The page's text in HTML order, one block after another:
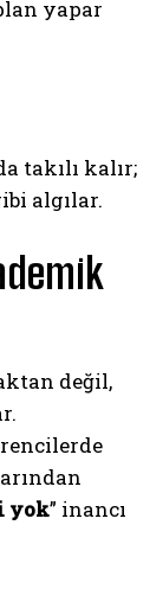
yapar
takılı kalır;
algılar.
değil,
yok” inancı